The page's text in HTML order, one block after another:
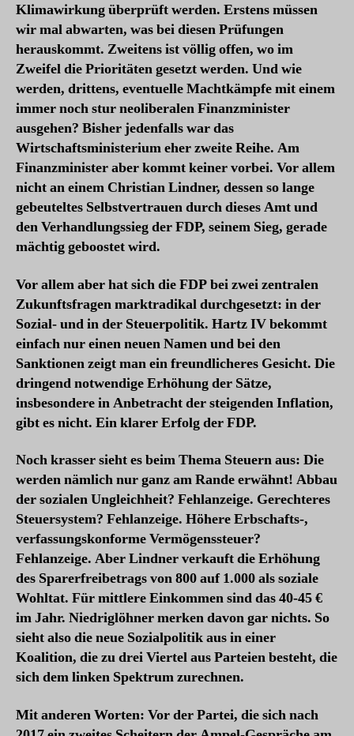
Klimawirkung überprüft werden. Erstens müssen
wir mal abwarten, was bei diesen Prüfungen
herauskommt. Zweitens ist völlig offen, wo im
Zweifel die Prioritäten gesetzt werden. Und wie
werden, drittens, eventuelle Machtkämpfe mit einem
immer noch stur neoliberalen Finanzminister
ausgehen? Bisher jedenfalls war das
Wirtschaftsministerium eher zweite Reihe. Am
Finanzminister aber kommt keiner vorbei. Vor allem
nicht an einem Christian Lindner, dessen so lange
gebeuteltes Selbstvertrauen durch dieses Amt und
den Verhandlungssieg der FDP, seinem Sieg, gerade
mächtig geboostet wird.
Vor allem aber hat sich die FDP bei zwei zentralen
Zukunftsfragen marktradikal durchgesetzt: in der
Sozial- und in der Steuerpolitik. Hartz IV bekommt
einfach nur einen neuen Namen und bei den
Sanktionen zeigt man ein freundlicheres Gesicht. Die
dringend notwendige Erhöhung der Sätze,
insbesondere in Anbetracht der steigenden Inflation,
gibt es nicht. Ein klarer Erfolg der FDP.
Noch krasser sieht es beim Thema Steuern aus: Die
werden nämlich nur ganz am Rande erwähnt! Abbau
der sozialen Ungleichheit? Fehlanzeige. Gerechteres
Steuersystem? Fehlanzeige. Höhere Erbschafts-,
verfassungskonforme Vermögenssteuer?
Fehlanzeige. Aber Lindner verkauft die Erhöhung
des Sparerfreibetrags von 800 auf 1.000 als soziale
Wohltat. Für mittlere Einkommen sind das 40-45 €
im Jahr. Niedriglöhner merken davon gar nichts. So
sieht also die neue Sozialpolitik aus in einer
Koalition, die zu drei Viertel aus Parteien besteht, die
sich dem linken Spektrum zurechnen.
Mit anderen Worten: Vor der Partei, die sich nach